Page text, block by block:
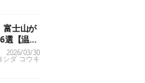
富士山が
選【温泉
2026/03/30
シダ コウキ